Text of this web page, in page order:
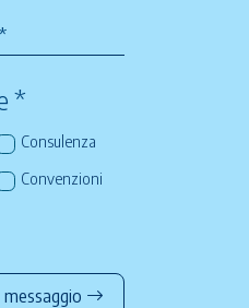
*
Consulenza
Convenzioni
messaggio